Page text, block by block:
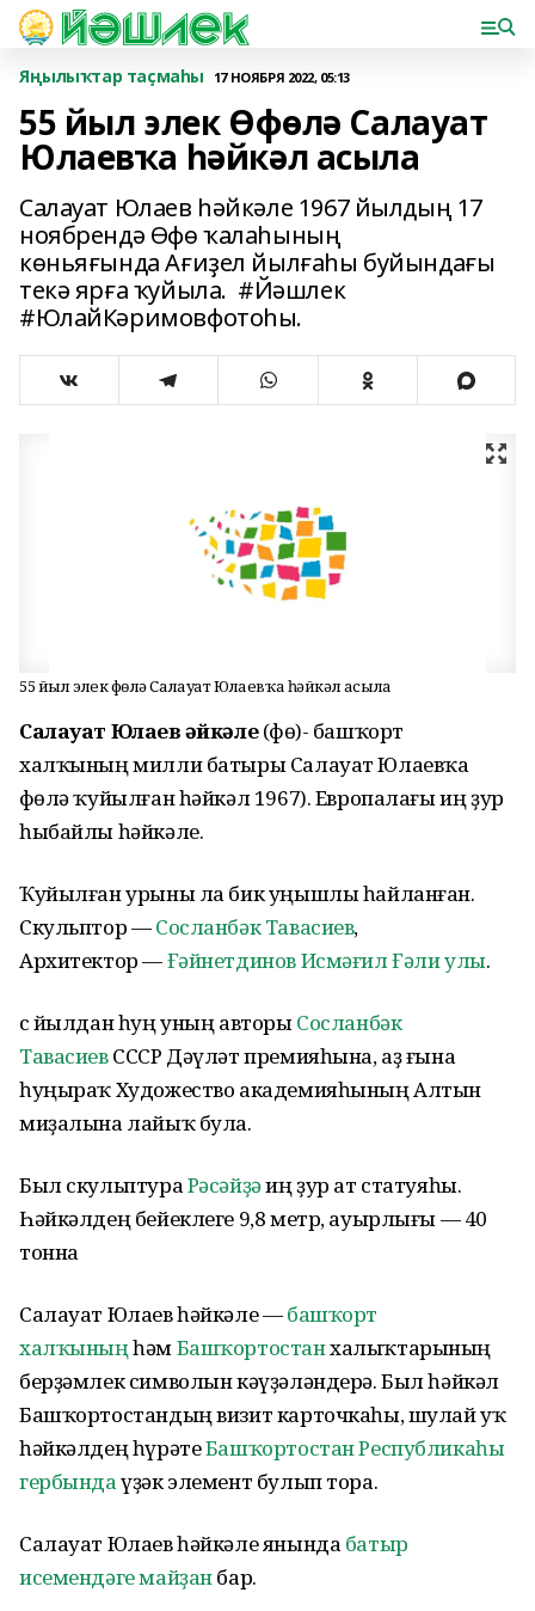
Яңылыҡтар таҫмаһы 17 НОЯБРЯ 2022, 05:13
55 йыл элек Өфөлә Салауат
Юлаевҡа һәйкәл асыла
Салауат Юлаев һәйкәле 1967 йылдың 17
ноябрендә Өфө ҡалаһының
көньяғында Ағиҙел йылғаһы буйындағы
текә ярға ҡуйыла. #Йәшлек
#ЮлайКәримовфотоһы.
55 йыл элек Өфөлә Салауат Юлаевҡа һәйкәл асыла
Салауат Юлаев һәйкәле(Өфө)- башҡорт
халҡының милли батыры Салауат Юлаевҡа
Өфөлә ҡуйылған һәйкәл 1967). Европалағы иң ҙур
һыбайлы һәйкәле.
Ҡуйылған урыны ла бик уңышлы һайланған.
Скульптор —Сосланбәк Тавасиев,
Архитектор —Ғәйнетдинов Исмәғил Ғәли улы.
Өс йылдан һуң уның авторыСосланбәк
ТавасиевСССР Дәүләт премияһына, аҙ ғына
һуңыраҡ Художество академияһының Алтын
миҙалына лайыҡ була.
Был скульптураРәсәйҙәиң ҙур ат статуяһы.
Һәйкәлдең бейеклеге 9,8 метр, ауырлығы — 40
тонна
Салауат Юлаев һәйкәле —башҡорт
халҡыныңһәмБашҡортостанхалыҡтарының
берҙәмлек символын кәүҙәләндерә. Был һәйкәл
Башҡортостандың визит карточкаһы, шулай уҡ
һәйкәлдең һүрәтеБашҡортостан Республикаһы
гербындаүҙәк элемент булып тора.
Салауат Юлаев һәйкәле янында батыр
исемендәге майҙанбар.